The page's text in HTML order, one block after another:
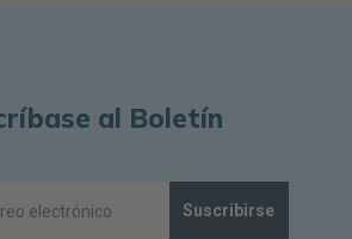
al Boletín
Suscribirse